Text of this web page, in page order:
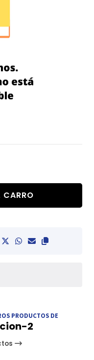
CARRO
PRODUCTOS DE
2